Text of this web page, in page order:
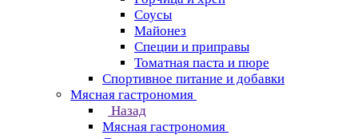
Соусы
Майонез
Специи и приправы
Томатная паста и пюре
Спортивное питание и добавки
Мясная гастрономия
Назад
Мясная гастрономия